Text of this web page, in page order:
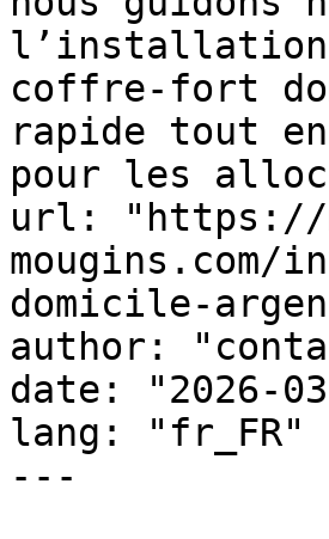
coffre-fort
rapide tout
pour les
url: "https://
domicile-
author:
date: "2026-
lang: "fr_FR"
---